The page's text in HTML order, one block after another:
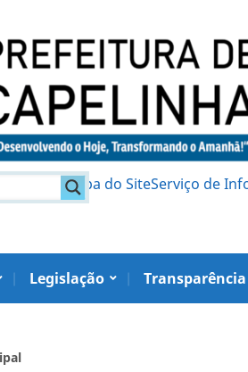
Mapa do SiteServiço de
Legislação Transparência